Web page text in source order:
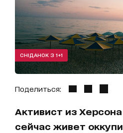
СНІДАНОК З 1+1
Поделиться:
Активист из
сейчас живет